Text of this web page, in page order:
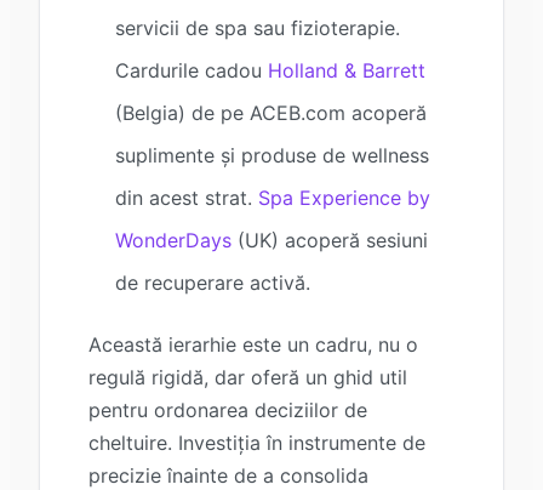
servicii de spa sau fizioterapie.
Cardurile cadou Holland & Barrett
(Belgia) de pe ACEB.com acoperă
suplimente și produse de wellness
din acest strat. Spa Experience by
WonderDays (UK) acoperă sesiuni
de recuperare activă.
Această ierarhie este un cadru, nu o
regulă rigidă, dar oferă un ghid util
pentru ordonarea deciziilor de
cheltuire. Investiția în instrumente de
precizie înainte de a consolida